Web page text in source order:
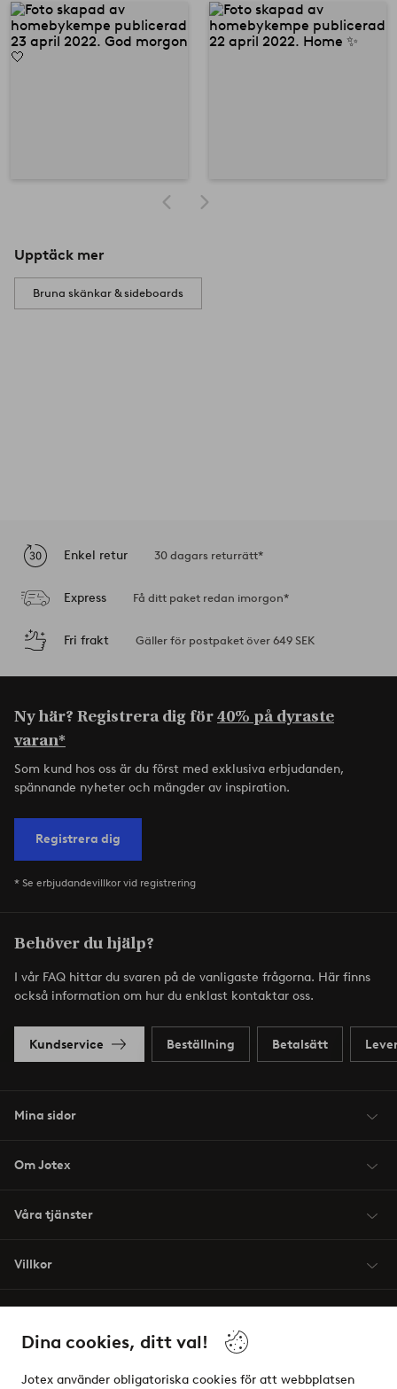
Dina cookies, ditt val!
Jotex använder obligatoriska cookies för att webbplatsen
Upptäck mer
Bruna skänkar & sideboards
Enkel retur 30 dagars returrätt*
Express Få ditt paket redan imorgon*
Fri frakt Gäller för postpaket över 649 SEK
Ny här? Registrera dig för40% på dyraste
varan*
Som kund hos oss är du först med exklusiva erbjudanden,
spännande nyheter och mängder av inspiration.
Registrera dig
* Se erbjudandevillkor vid registrering
Behöver du hjälp?
I vår FAQ hittar du svaren på de vanligaste frågorna. Här finns
också information om hur du enklast kontaktar oss.
Kundservice Beställning Betalsätt
Mina sidor
Om Jotex
Våra tjänster
Villkor